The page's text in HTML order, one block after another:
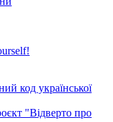
код української
"Відверто про